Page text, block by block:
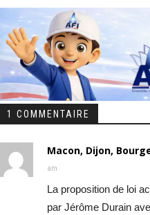
1 COMMENTAIRE
Macon, Dijon,
am
La proposition de loi
par Jérôme Durain